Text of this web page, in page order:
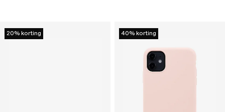
20% korting 40% korting